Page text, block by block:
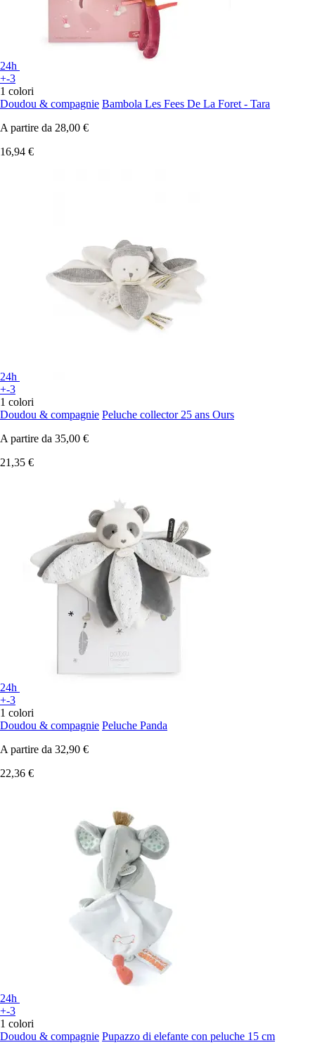
24h
+-3
1 colori
Doudou & compagnie Bambola Les Fees De La Foret - Tara
A partire da 28,00 €
16,94 €
24h
+-3
1 colori
Doudou & compagnie Peluche collector 25 ans Ours
A partire da 35,00 €
21,35 €
24h
+-3
1 colori
Doudou & compagnie Peluche Panda
A partire da 32,90 €
22,36 €
24h
+-3
1 colori
Doudou & compagnie Pupazzo di elefante con peluche 15 cm